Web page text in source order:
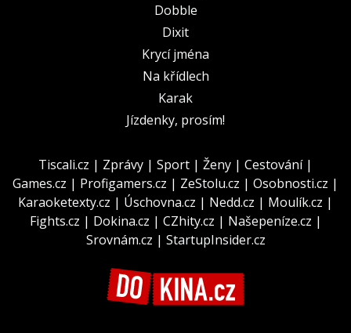
Dobble
Dixit
Krycí jména
Na křídlech
Karak
Jízdenky, prosím!
Tiscali.cz | Zprávy | Sport | Ženy | Cestování|
Games.cz | Profigamers.cz | ZeStolu.cz | Osobnosti.cz |
Karaoketexty.cz | Úschovna.cz | Nedd.cz | Moulík.cz |
Fights.cz | Dokina.cz | CZhity.cz | Našepeníze.cz |
Srovnám.cz | StartupInsider.cz